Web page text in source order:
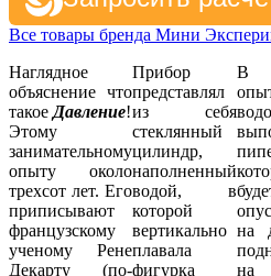
Все товары бренда Мини
Наглядное
объяснение что
такое Давление!
Этому
занимательному
опыту около
трехсот лет. Его
приписывают
французскому
ученому Рене
Декарту (по-
Прибор
представлял
из себя
стеклянный
цилиндр,
наполненный
водой, в
которой
вертикально
плавала
фигурка
В
на
на